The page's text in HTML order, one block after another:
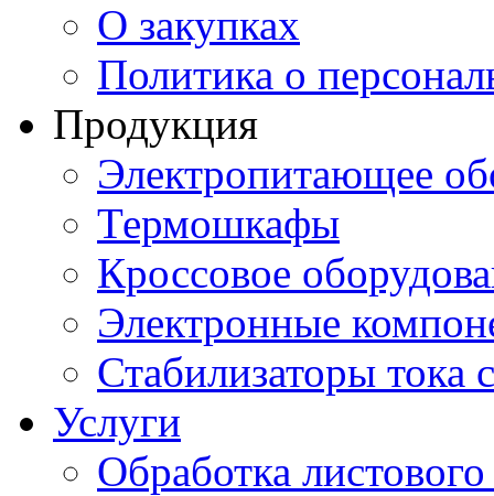
О закупках
Политика о
Продукция
Электропитающее
Термошкафы
Кроссовое
Электронные
Стабилизаторы тока
Услуги
Обработка